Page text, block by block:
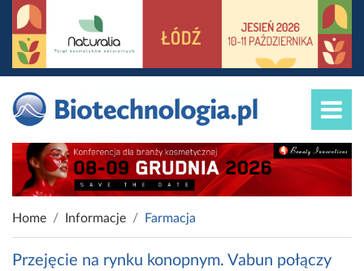
Home Informacje Farmacja
Przejęcie na rynku konopnym. Vabun połączy